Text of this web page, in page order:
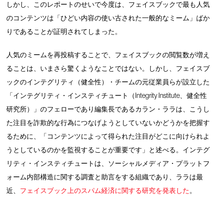
しかし、このレポートのせいで今度は、フェイスブックで最も人気
のコンテンツは「ひどい内容の使い古された一般的なミーム」ばか
りであることが証明されてしまった。
人気のミームを再投稿することで、フェイスブックの閲覧数が増え
ることは、いまさら驚くようなことではない。しかし、フェイスブ
ックのインテグリティ（健全性）・チームの元従業員らが設立した
「インテグリティ・インスティチュート（Integrity Institute、健全性
研究所）」のフェローであり編集長であるカラン・ララは、こうし
た注目を詐欺的な行為につなげようとしていないかどうかを把握す
るために、「コンテンツによって得られた注目がどこに向けられよ
うとしているのかを監視することが重要です」と述べる。インテグ
リティ・インスティチュートは、ソーシャルメディア・プラットフ
ォーム内部構造に関する調査と助言をする組織であり、ララは最
近、 フェイスブック上のスパム経済に関する研究を発表した。